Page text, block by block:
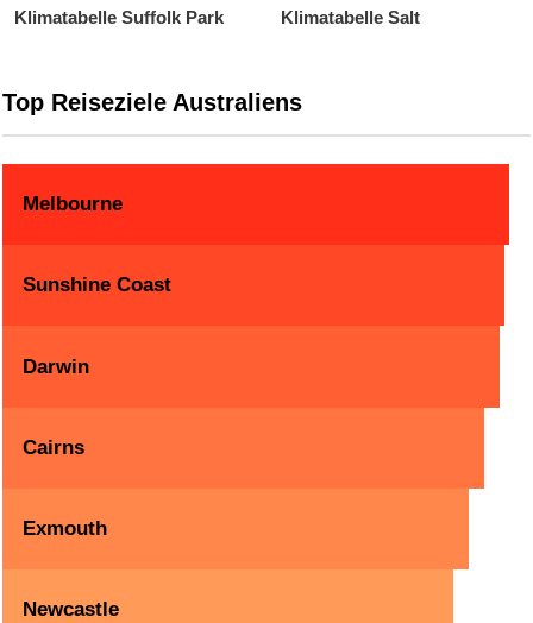
Klimatabelle Suffolk Park Klimatabelle Salt
Top Reiseziele Australiens
Melbourne
Sunshine Coast
Darwin
Cairns
Exmouth
Newcastle